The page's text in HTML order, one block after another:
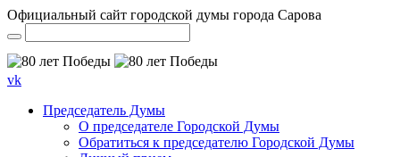
Официальный сайт городской думы города Сарова
vk
Председатель Думы
О председателе Городской Думы
Обратиться к председателю Городской Думы